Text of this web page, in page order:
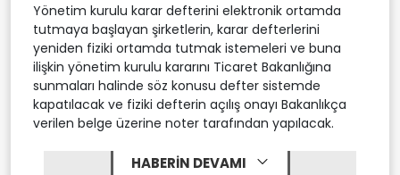
Yönetim kurulu karar defterini elektronik ortamda
tutmaya başlayan şirketlerin, karar defterlerini
yeniden fiziki ortamda tutmak istemeleri ve buna
ilişkin yönetim kurulu kararını Ticaret Bakanlığına
sunmaları halinde söz konusu defter sistemde
kapatılacak ve fiziki defterin açılış onayı Bakanlıkça
verilen belge üzerine noter tarafından yapılacak.
HABERİN DEVAMI